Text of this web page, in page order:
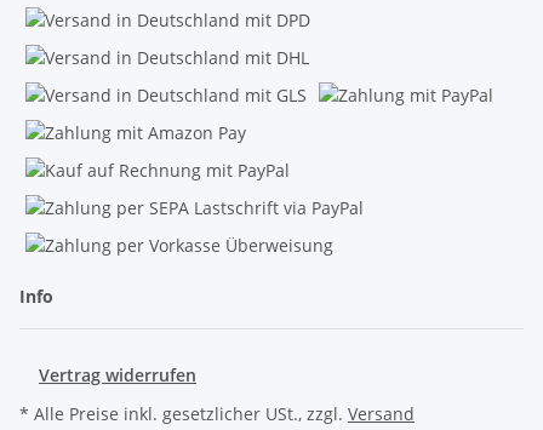
Info
Vertrag widerrufen
* Alle Preise inkl. gesetzlicher USt., zzgl. Versand